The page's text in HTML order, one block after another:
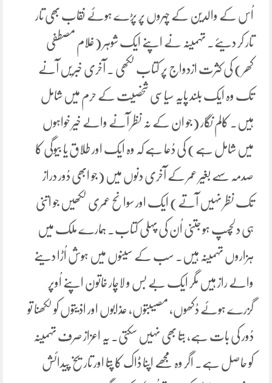
اُس کے والدین کے چہروں پر پڑے ہوئے نقاب بھی تار
تار کر دیئے۔ تہمینہ نے اپنے ایک شوہر (غلام مصطفی
کھر) کی کثرت ازدواج پر کتاب لکھی ۔ آخری خبریں آنے
تک وہ ایک بلند پایہ سیاسی شخصیت کے حرم میں شامل
ہیں۔ کالم نگار (جو ان کے نہ نظر آنے والے خیر خواہوں
میں شامل ہے) کی دُعا ہے کہ وہ ایک اور طلاق یا بیوگی کا
صدمہ سہے بغیر عمر کے آخری دنوں میں (جو ابھی دُور دراز
تک نظر نہیں آتے) ایک اور سوانح عمری لکھیں جو اتنی
ہی دلچسپ ہو جتنی اُن کی پہلی کتاب۔ ہمارے ملک میں
ہزاروں تہمینہ ہیں۔ سب کے سینوں میں ہوش اُڑا دینے
والے راز ہیں مگر ایک بے بس و لاچار خاتون اپنے اُوپر
گزرے ہوئے دُکھوں، مصیبتوں، عذابوں اور اذیتوں کو لکھنا تو
دُور کی بات ہے، بتا بھی نہیں سکتی۔ یہ اعزاز صرف تہمینہ
کو حاصل ہے۔ اگر وہ مجھے اپنا ڈاک کا پتا اور تاریخ پیدائش